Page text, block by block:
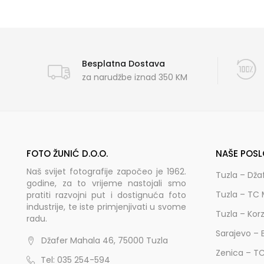
Besplatna Dostava
za narudžbe iznad 350 KM
FOTO ŽUNIĆ D.O.O.
Naš svijet fotografije započeo je 1962.
godine, za to vrijeme nastojali smo
pratiti razvojni put i dostignuća foto
industrije, te iste primjenjivati u svome
radu.
Džafer Mahala 46, 75000 Tuzla
Tel: 035 254-594
NAŠE
Tuzla –
Tuzla – TC
Tuzla –
Sarajevo –
Zenica –